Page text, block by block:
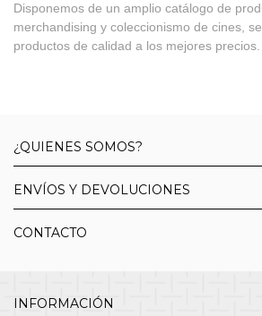
Disponemos de un amplio catálogo de
merchandising y coleccionismo de cines,
productos de calidad a los mejores precios.
¿QUIENES SOMOS?
ENVÍOS Y DEVOLUCIONES
CONTACTO
INFORMACIÓN